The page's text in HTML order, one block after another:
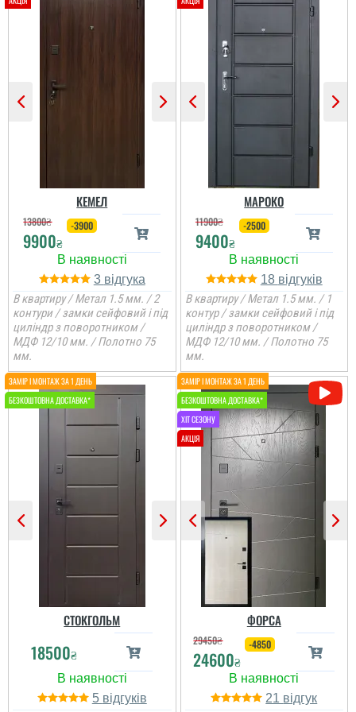
чекати не потрібно було
і встановили за декілька
непогані.
Олег
Сподобався конструктив
та наповненням. Тут ж
терморозрив. Хлопці
...
Іван
Класний дизайн,надійне
дерев'яне покриття,
хороші замки і метал,
гарно утеплені, дякую за
допомогу у виборі
дверей, все дуже
надійно....
КЕМЕЛ
13800₴
9900₴
-3900
3
В квартиру / Метал 1.5 мм. / 2
контури / замки сейфовий і під
циліндр з поворотником /
МДФ 12/10 мм. / Полотно 75
мм.
МАРОКО
11900₴
9400₴
-2500
18
В квартиру / Метал 1.5 мм. / 1
контур / замки сейфовий і під
циліндр з поворотником /
МДФ 12/10 мм. / Полотно 75
мм.
СТОКГОЛЬМ
18500₴
5
ФОРСА
29450₴
24600₴
-4850
21